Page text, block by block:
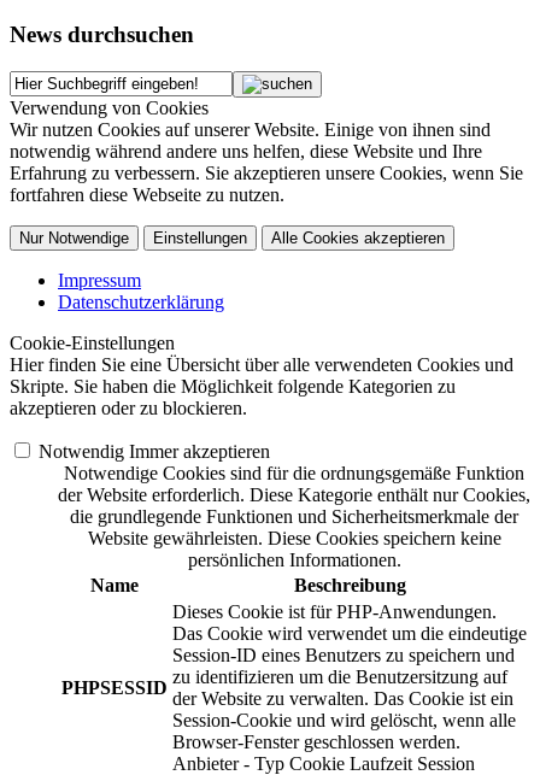
News durchsuchen
Verwendung von Cookies
Wir nutzen Cookies auf unserer Website. Einige von ihnen sind
notwendig während andere uns helfen, diese Website und Ihre
Erfahrung zu verbessern. Sie akzeptieren unsere Cookies, wenn Sie
fortfahren diese Webseite zu nutzen.
Nur Notwendige Einstellungen Alle Cookies akzeptieren
Impressum
Datenschutzerklärung
Cookie-Einstellungen
Hier finden Sie eine Übersicht über alle verwendeten Cookies und
Skripte. Sie haben die Möglichkeit folgende Kategorien zu
akzeptieren oder zu blockieren.
Notwendig Immer akzeptieren
Notwendige Cookies sind für die ordnungsgemäße Funktion
der Website erforderlich. Diese Kategorie enthält nur Cookies,
die grundlegende Funktionen und Sicherheitsmerkmale der
Website gewährleisten. Diese Cookies speichern keine
persönlichen Informationen.
Name
Beschreibung
PHPSESSID
Dieses Cookie ist für PHP-Anwendungen.
Das Cookie wird verwendet um die eindeutige
Session-ID eines Benutzers zu speichern und
zu identifizieren um die Benutzersitzung auf
der Website zu verwalten. Das Cookie ist ein
Session-Cookie und wird gelöscht, wenn alle
Browser-Fenster geschlossen werden.
Anbieter - Typ Cookie Laufzeit Session